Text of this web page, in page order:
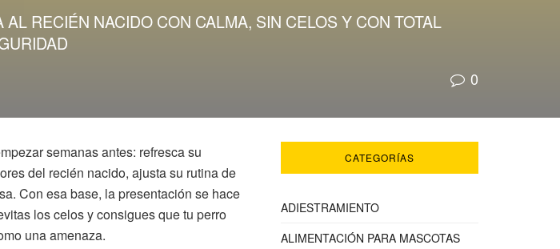
RECIÉN NACIDO CON CALMA, SIN CELOS Y CON TOTAL
0
semanas antes: refresca su
del recién nacido, ajusta su rutina de
Con esa base, la presentación se hace
los celos y consigues que tu perro
una amenaza.
CATEGORÍAS
ADIESTRAMIENTO
ALIMENTACIÓN PARA MASCOTAS